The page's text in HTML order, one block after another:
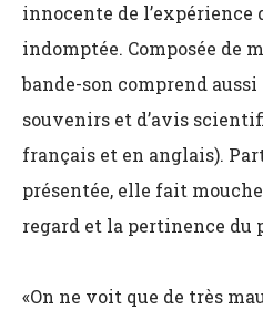
innocente de l’expérience
indomptée. Composée de
bande-son comprend
souvenirs et d’avis
français et en anglais).
présentée, elle fait
regard et la pertinence du
«On ne voit que de très